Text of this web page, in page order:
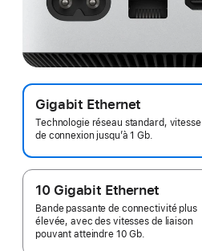
Gigabit Ethernet
Technologie réseau standard, vitesse
de connexion jusqu’à 1 Gb.
10 Gigabit Ethernet
Bande passante de connectivité plus
élevée, avec des vitesses de liaison
pouvant atteindre 10 Gb.